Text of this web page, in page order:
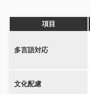
項目
多言語対応
文化配慮